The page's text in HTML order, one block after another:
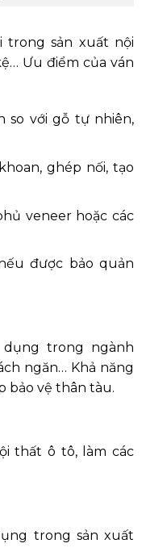
trong sản xuất nội
Ưu điểm của ván
so với gỗ tự nhiên,
ghép nối, tạo
veneer hoặc các
được bảo quản
trong ngành
ngăn… Khả năng
bảo vệ thân tàu.
thất ô tô, làm các
trong sản xuất